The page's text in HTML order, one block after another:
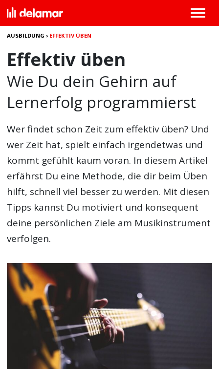
AUSBILDUNG › EFFEKTIV ÜBEN
Effektiv üben
Wie Du dein Gehirn auf
Lernerfolg programmierst
Wer findet schon Zeit zum effektiv üben? Und
wer Zeit hat, spielt einfach irgendetwas und
kommt gefühlt kaum voran. In diesem Artikel
erfährst Du eine Methode, die dir beim Üben
hilft, schnell viel besser zu werden. Mit diesen
Tipps kannst Du motiviert und konsequent
deine persönlichen Ziele am Musikinstrument
verfolgen.